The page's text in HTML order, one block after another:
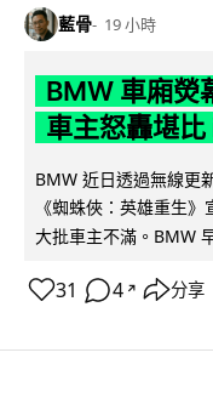
藍骨 19 小時
BMW 車廂熒
車主怒轟堪
BMW 近日透過無線更
《蜘蛛俠：英雄重生
大批車主不滿。BMW
31 4 ↗ 分享